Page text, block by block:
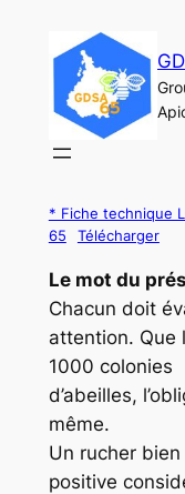
contenu
* Fiche technique
65
Télécharger
Le mot du
Chacun doit
attention. Que
1000 colonies
d’abeilles,
même.
Un rucher
positive